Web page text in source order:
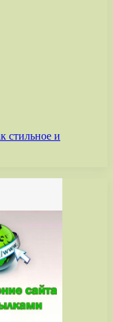
стильное и